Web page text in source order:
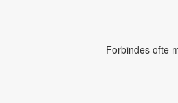
Forbindes ofte